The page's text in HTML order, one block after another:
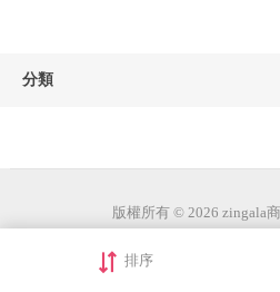
分類
版權所有 © 2026 zingala
排序